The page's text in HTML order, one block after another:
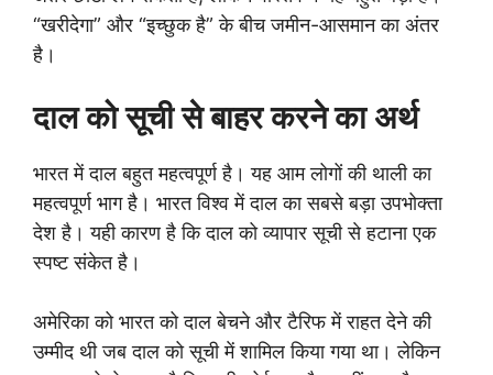
“खरीदेगा” और “इच्छुक है” के बीच जमीन-आसमान का अंतर
है।
दाल को सूची से बाहर करने का अर्थ
भारत में दाल बहुत महत्वपूर्ण है। यह आम लोगों की थाली का
महत्वपूर्ण भाग है। भारत विश्व में दाल का सबसे बड़ा उपभोक्ता
देश है। यही कारण है कि दाल को व्यापार सूची से हटाना एक
स्पष्ट संकेत है।
अमेरिका को भारत को दाल बेचने और टैरिफ में राहत देने की
उम्मीद थी जब दाल को सूची में शामिल किया गया था। लेकिन